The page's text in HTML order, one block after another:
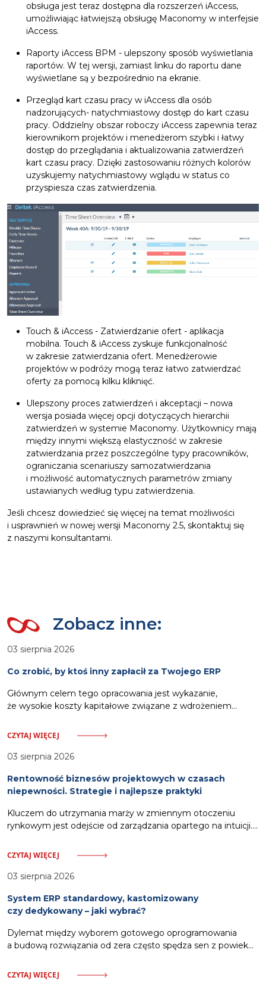
obsługa jest teraz dostępna dla rozszerzeń iAccess,
umożliwiając łatwiejszą obsługę Maconomy w interfejsie
iAccess.
Raporty iAccess BPM - ulepszony sposób wyświetlania
raportów. W tej wersji, zamiast linku do raportu dane
wyświetlane są y bezpośrednio na ekranie.
Przegląd kart czasu pracy w iAccess dla osób
nadzorujących- natychmiastowy dostęp do kart czasu
pracy. Oddzielny obszar roboczy iAccess zapewnia teraz
kierownikom projektów i menedżerom szybki i łatwy
dostęp do przeglądania i aktualizowania zatwierdzeń
kart czasu pracy. Dzięki zastosowaniu różnych kolorów
uzyskujemy natychmiastowy wglądu w status co
przyspiesza czas zatwierdzenia.
Touch & iAccess - Zatwierdzanie ofert - aplikacja
mobilna. Touch & iAccess zyskuje funkcjonalność
w zakresie zatwierdzania ofert. Menedżerowie
projektów w podróży mogą teraz łatwo zatwierdzać
oferty za pomocą kilku kliknięć.
Ulepszony proces zatwierdzeń i akceptacji – nowa
wersja posiada więcej opcji dotyczących hierarchii
zatwierdzeń w systemie Maconomy. Użytkownicy mają
między innymi większą elastyczność w zakresie
zatwierdzania przez poszczególne typy pracowników,
ograniczania scenariuszy samozatwierdzania
i możliwość automatycznych parametrów zmiany
ustawianych według typu zatwierdzenia.
Jeśli chcesz dowiedzieć się więcej na temat możliwości
i usprawnień w nowej wersji Maconomy 2.5, skontaktuj się
z naszymi konsultantami.
Zobacz inne:
03 sierpnia 2026
Co zrobić, by ktoś inny zapłacił za Twojego ERP
Głównym celem tego opracowania jest wykazanie,
że wysokie koszty kapitałowe związane z wdrożeniem
budżetu przedsiębiorstwa. Odpowiednia strategia pozwala
na wykorzystanie zewnętrznych ścieżek finansowania.
Zalicza się do nich pozyskanie dotacji celowych
włączenie kosztów systemu w strukturę usług oferowanych
klientom oraz zastosowanie partnerskich modeli rozliczeń.
windykacyjnych,
CZYTAJ WIĘCEJ
03 sierpnia 2026
Rentowność biznesów projektowych w czasach
niepewności. Strategie i najlepsze praktyki
Kluczem do utrzymania marży w zmiennym otoczeniu
rynkowym jest odejście od zarządzania opartego na intuicji.
które pozwalają na monitorowanie wskaźników finansowych
i utylizacji zespołu w czasie rzeczywistym. Spis treści:
Wyzwania rentowności i potrzeba danych w czasie
inflacyjna oraz stale rosnące koszty operacyjne bezlitośnie
weryfikują kondycję finansową firm świadczących usługi
CZYTAJ WIĘCEJ
03 sierpnia 2026
System ERP standardowy, kastomizowany
czy dedykowany – jaki wybrać?
Dylemat między wyborem gotowego oprogramowania
a budową rozwiązania od zera często spędza sen z powiek
a wymaganiami operacyjnymi wywołuje niepewność
w procesie decyzyjnym. Istnieje jednak w pełni racjonalny
CZYTAJ WIĘCEJ